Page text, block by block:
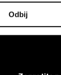
da
kolačićima.
Odbij